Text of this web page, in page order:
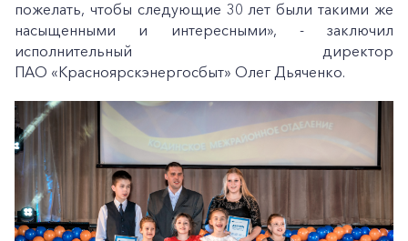
пожелать, чтобы следующие 30 лет были такими же
насыщенными и интересными», - заключил
исполнительный директор
ПАО «Красноярскэнергосбыт» Олег Дьяченко.